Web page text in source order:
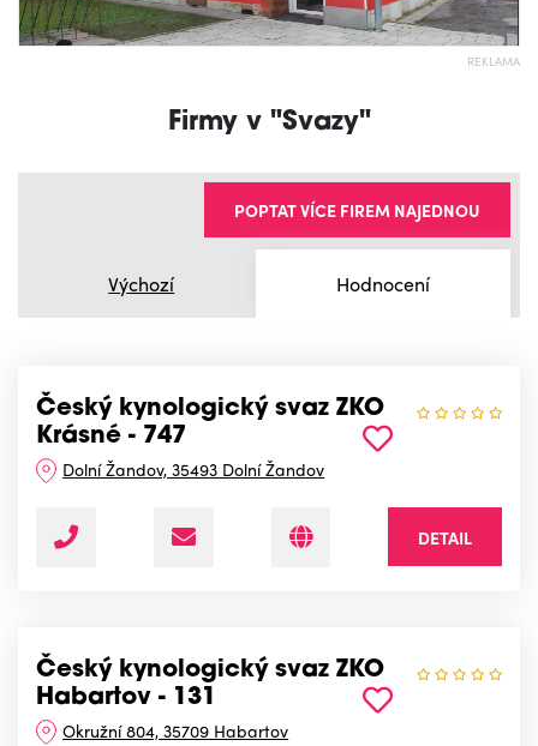
REKLAMA
Firmy v "Svazy"
Výchozí Hodnocení
POPTAT VÍCE FIREM NAJEDNOU
Český kynologický svaz ZKO
Krásné - 747
Dolní Žandov, 35493 Dolní Žandov
DETAIL
Český kynologický svaz ZKO
Habartov - 131
Okružní 804, 35709 Habartov